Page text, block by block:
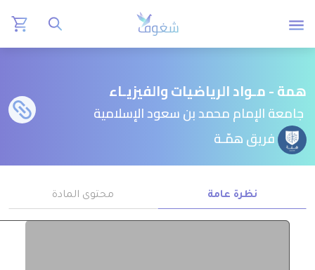
همة - مـواد الرياضيات والفيزيـاء
جامعة الإمام محمد بن سعود الإسلامية
فريق همّـة
نظرة عامة محتوى المادة